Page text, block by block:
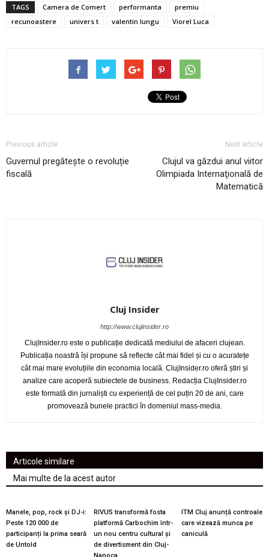
TAGS Camera de Comert performanta
premiu
recunoastere
univers t valentin lungu Viorel Luca
Previous article
Guvernul pregătește o revoluție
fiscală
Next article
Clujul va găzdui anul viitor
Olimpiada Internaţională de
Matematică
Cluj Insider
http://www.clujinsider.ro
ClujInsider.ro este o publicație dedicată mediului de afaceri clujean.
Publicația noastră își propune să reflecte cât mai fidel și cu o acuratețe
cât mai mare evoluțiile din economia locală. ClujInsider.ro oferă știri și
analize care acoperă subiectele de business. Redacția ClujInsider.ro
este formată din jurnaliști cu experiență de cel puțin 20 de ani, care
promovează bunele practici în domeniul mass-media.
Articole similare
Mai multe de la acest autor
Manele, pop, rock și DJ-i:
Peste 120 000 de
participanți la prima seară
de Untold
RIVUS transformă fosta
platformă Carbochim într-
un nou centru cultural și
de divertisment din Cluj-
ITM Cluj anunță controale
care vizează munca pe
caniculă